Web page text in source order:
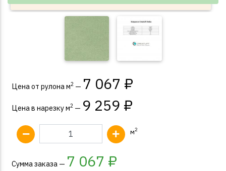
Цена от рулона м2 — 7 067 ₽
Цена в нарезку м2 — 9 259 ₽
м2
Сумма заказа — 7 067 ₽